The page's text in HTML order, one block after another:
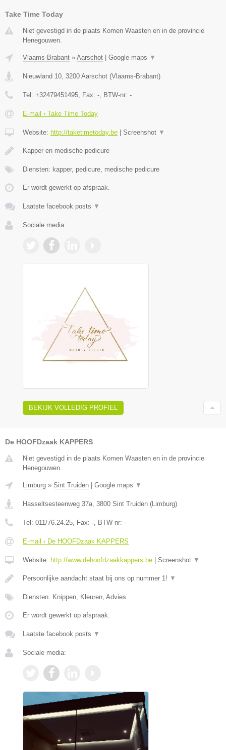
Take Time Today
Niet gevestigd in de plaats Komen Waasten en in de provincie
Henegouwen.
Vlaams-Brabant » Aarschot Google maps ▼
Nieuwland 10, 3200 Aarschot (Vlaams-Brabant)
Tel: +32479451495, Fax: -, BTW-nr: -
E-mail › Take Time Today
Website: http://taketimetoday.be Screenshot ▼
Kapper en medische pedicure
Diensten: kapper, pedicure, medische pedicure
Er wordt gewerkt op afspraak.
Laatste facebook posts ▼
Sociale media:
BEKIJK VOLLEDIG PROFIEL
De HOOFDzaak KAPPERS
Niet gevestigd in de plaats Komen Waasten en in de provincie
Henegouwen.
Limburg » Sint Truiden Google maps ▼
Hasseltsesteenweg 37a, 3800 Sint Truiden (Limburg)
Tel: 011/76.24.25, Fax: -, BTW-nr: -
E-mail › De HOOFDzaak KAPPERS
Website: http://www.dehoofdzaakkappers.be Screenshot ▼
Persoonlijke aandacht staat bij ons op nummer 1! ▼
Diensten: Knippen, Kleuren, Advies
Er wordt gewerkt op afspraak.
Laatste facebook posts ▼
Sociale media: